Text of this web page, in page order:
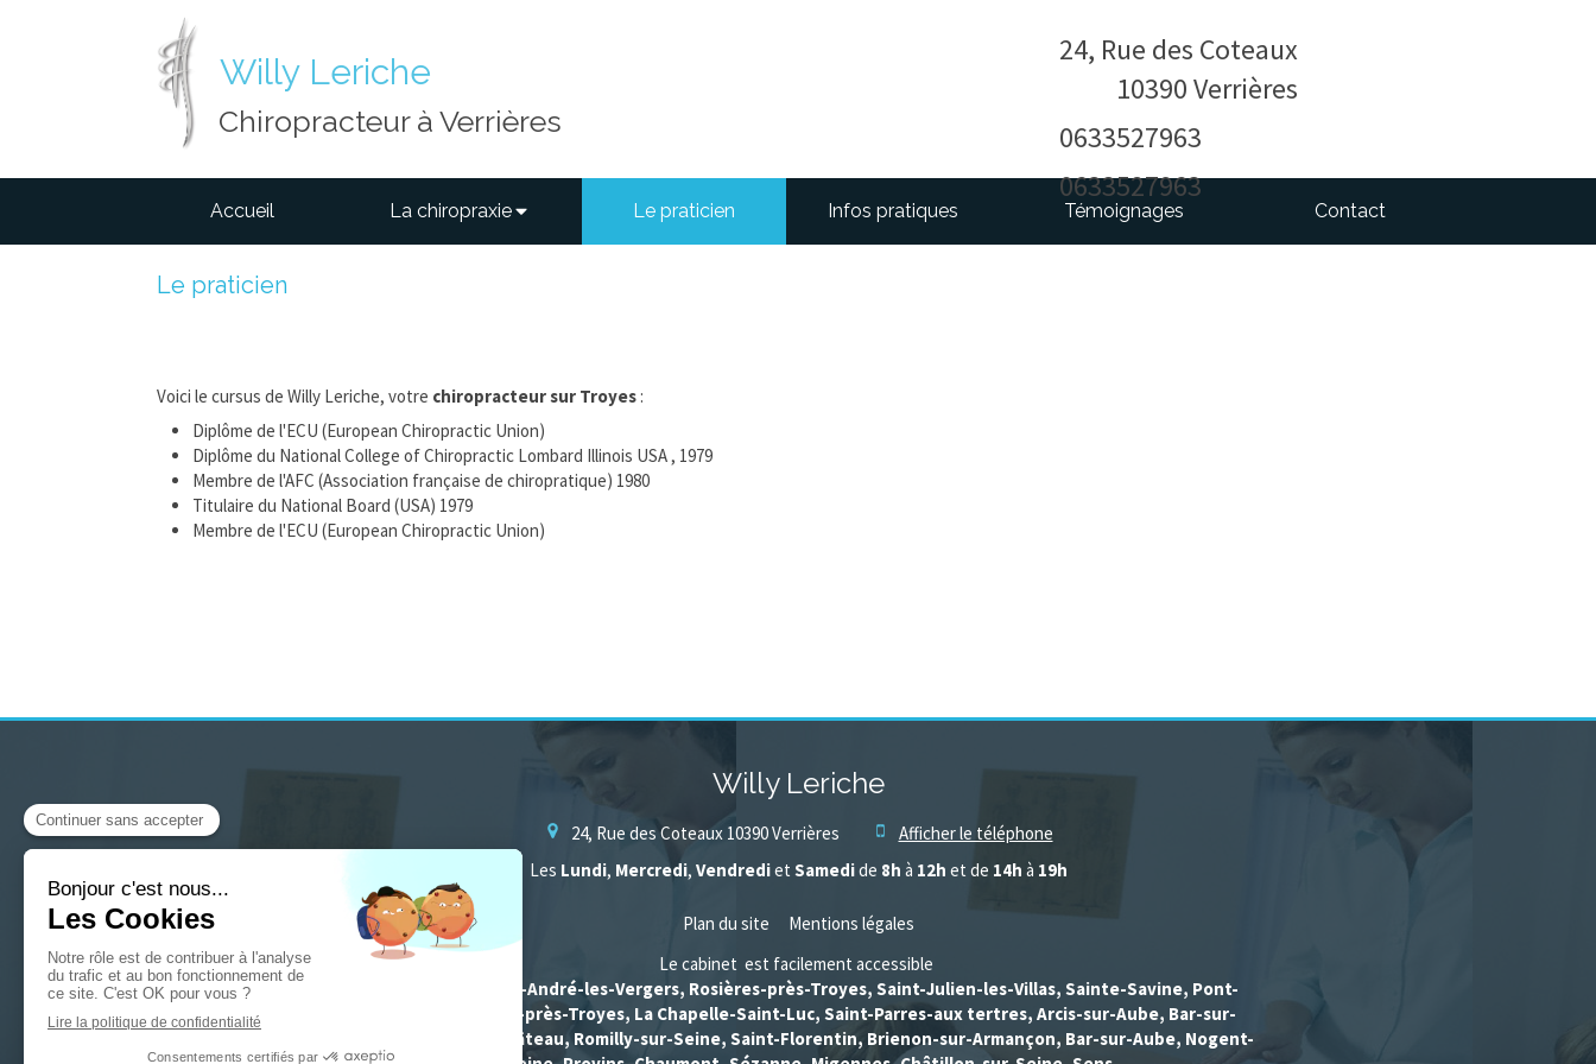
24, Rue des Coteaux
10390Verrières
0633527963
0633527963
Willy Leriche
Chiropracteur à Verrières
Accueil La chiropraxie Le praticien Infos pratiques Témoignages Contact
Le praticien
Voici le cursus de Willy Leriche, votre chiropracteur sur Troyes :
Diplôme de l'ECU (European Chiropractic Union)
Diplôme du National College of Chiropractic Lombard Illinois USA , 1979
Membre de l'AFC (Association française de chiropratique) 1980
Titulaire du National Board (USA) 1979
Membre de l'ECU (European Chiropractic Union)
Willy Leriche
24, Rue des Coteaux 10390Verrières
Afficher le téléphone
Les Lundi, Mercredi, Vendrediet Samedide 8h à 12h et de 14h à 19h
Plan du site
Mentions légales
Le cabinet est facilement accessible
Troyes, Saint-André-les-Vergers, Rosières-près-Troyes, Saint-Julien-les-Villas, Sainte-Savine, Pont-
Sainte-Marie, Noës-près-Troyes, La Chapelle-Saint-Luc, Saint-Parres-aux tertres, Arcis-sur-Aube, Bar-sur-
Seine, Brienne-le-Château, Romilly-sur-Seine, Saint-Florentin, Brienon-sur-Armançon, Bar-sur-Aube, Nogent-